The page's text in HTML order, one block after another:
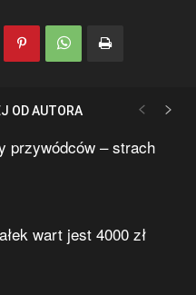
OD AUTORA
przywódców – strach
wart jest 4000 zł